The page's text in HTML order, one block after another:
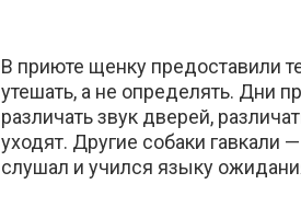
В приюте щенку предоставили
утешать, а не определять. Дни
различать звук дверей,
уходят. Другие собаки
слушал и учился языку